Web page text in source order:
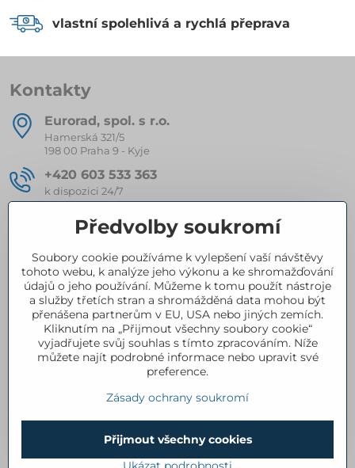
vlastní spolehlivá a rychlá přeprava
Kontakty
Eurorad, spol​. s r​.o​.
Hamerská 321/5
198 00 Praha 9 - Kyje
+420 603 533 363
k dispozici 24/7
eurorad​@seznam​.cz
Kompletní nabídka produktů
Certifikace
Blog
©2026Copyright
Předvolby soukromíZásady ochrany soukromí
Předvolby soukromí
Soubory cookie používáme k vylepšení vaší návštěvy
tohoto webu, k analýze jeho výkonu a ke shromažďování
údajů o jeho používání. Můžeme k tomu použít nástroje
a služby třetích stran a shromážděná data mohou být
přenášena partnerům v EU, USA nebo jiných zemích.
Kliknutím na „Přijmout všechny soubory cookie“
vyjadřujete svůj souhlas s tímto zpracováním. Níže
můžete najít podrobné informace nebo upravit své
preference.
Zásady ochrany soukromí
Přijmout všechny cookies